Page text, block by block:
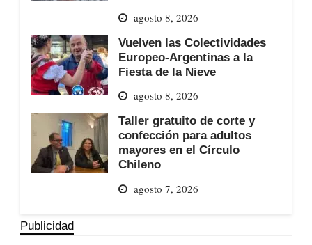
agosto 8, 2026
Vuelven las Colectividades
Europeo-Argentinas a la
Fiesta de la Nieve
agosto 8, 2026
Taller gratuito de corte y
confección para adultos
mayores en el Círculo
Chileno
agosto 7, 2026
Publicidad